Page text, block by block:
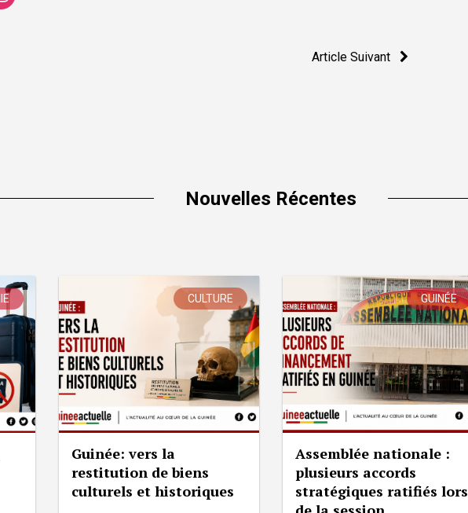
Article Suivant
Nouvelles Récentes
CULTURE
Guinée: vers la
restitution de biens
culturels et historiques
GUINÉE
Assemblée nationale :
plusieurs accords
stratégiques ratifiés lors